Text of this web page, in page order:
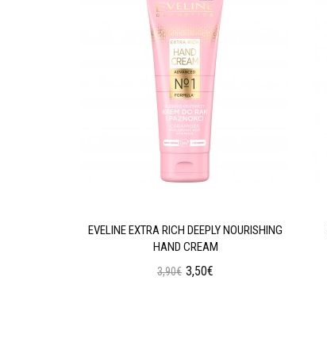
EVELINE EXTRA RICH DEEPLY NOURISHING
HAND CREAM
3,90€ 3,50€